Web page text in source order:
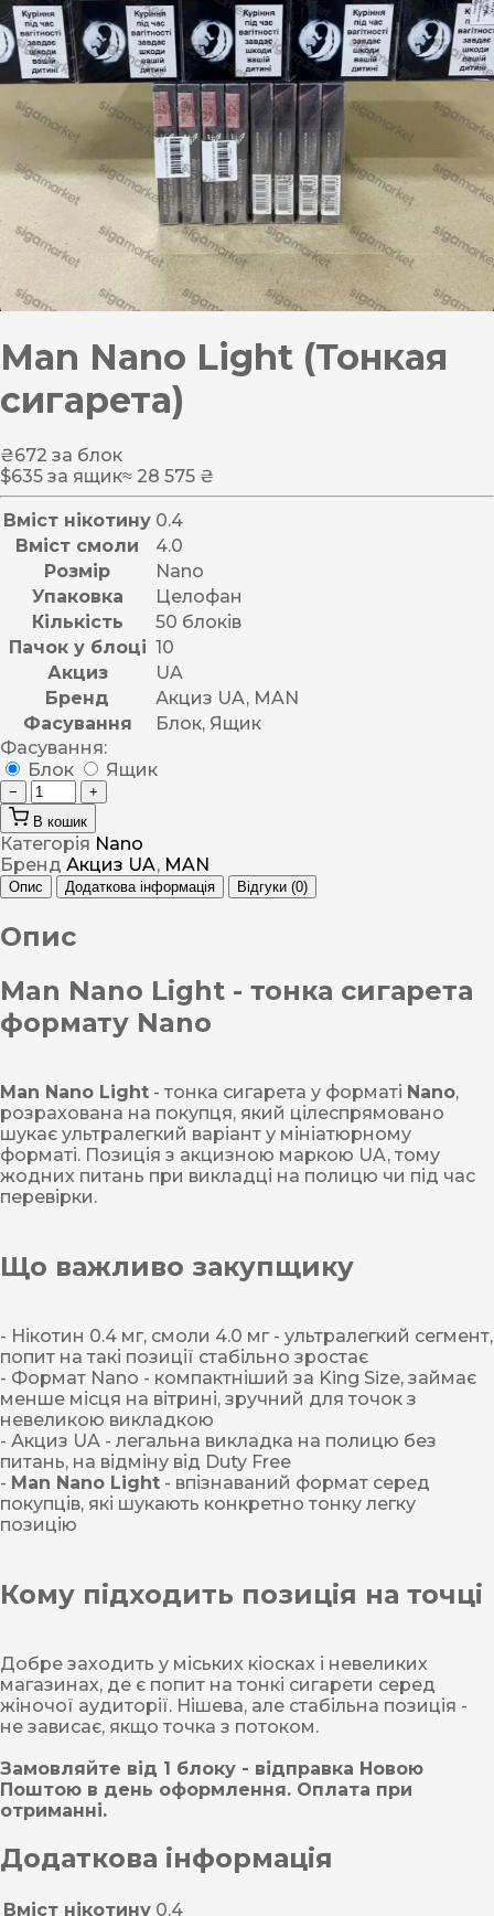
Man Nano Light (Тонкая
сигарета)
₴672 за блок
$635 за ящик≈ 28 575 ₴
Вміст нікотину 0.4
Вміст смоли
4.0
Розмір
Nano
Упаковка
Целофан
Кількість
50 блоків
Пачок у блоці 10
Акциз
UA
Бренд
Акциз UA, MAN
Фасування
Блок, Ящик
Фасування:
Блок
Ящик
−
+
В кошик
Категорія Nano
Бренд Акциз UA, MAN
Опис Додаткова інформація Відгуки (0)
Опис
Man Nano Light - тонка сигарета
формату Nano
Man Nano Light - тонка сигарета у форматі Nano,
розрахована на покупця, який цілеспрямовано
шукає ультралегкий варіант у мініатюрному
форматі. Позиція з акцизною маркою UA, тому
жодних питань при викладці на полицю чи під час
перевірки.
Що важливо закупщику
- Нікотин 0.4 мг, смоли 4.0 мг - ультралегкий сегмент,
попит на такі позиції стабільно зростає
- Формат Nano - компактніший за King Size, займає
менше місця на вітрині, зручний для точок з
невеликою викладкою
- Акциз UA - легальна викладка на полицю без
питань, на відміну від Duty Free
- Man Nano Light - впізнаваний формат серед
покупців, які шукають конкретно тонку легку
позицію
Кому підходить позиція на точці
Добре заходить у міських кіосках і невеликих
магазинах, де є попит на тонкі сигарети серед
жіночої аудиторії. Нішева, але стабільна позиція -
не зависає, якщо точка з потоком.
Замовляйте від 1 блоку - відправка Новою
Поштою в день оформлення. Оплата при
отриманні.
Додаткова інформація
Вміст нікотину 0.4